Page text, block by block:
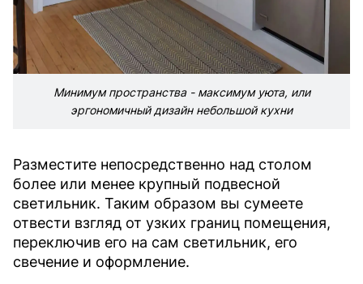
Минимум пространства - максимум уюта, или
эргономичный дизайн небольшой кухни
Разместите непосредственно над столом
более или менее крупный подвесной
светильник. Таким образом вы сумеете
отвести взгляд от узких границ помещения,
переключив его на сам светильник, его
свечение и оформление.